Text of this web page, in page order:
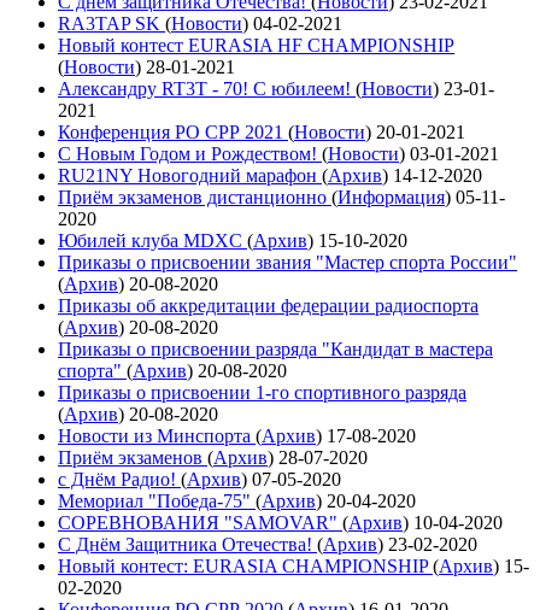
RA3TAP SK (Новости) 04-02-2021
Новый контест EURASIA HF CHAMPIONSHIP
(Новости) 28-01-2021
Александру RT3T - 70! С юбилеем! (Новости) 23-01-
2021
Конференция РО СРР 2021 (Новости) 20-01-2021
С Новым Годом и Рождеством! (Новости) 03-01-2021
RU21NY Новогодний марафон (Архив) 14-12-2020
Приём экзаменов дистанционно (Информация) 05-11-
2020
Юбилей клуба MDXC (Архив) 15-10-2020
Приказы о присвоении звания "Мастер спорта России"
(Архив) 20-08-2020
Приказы об аккредитации федерации радиоспорта
(Архив) 20-08-2020
Приказы о присвоении разряда "Кандидат в мастера
спорта" (Архив) 20-08-2020
Приказы о присвоении 1-го спортивного разряда
(Архив) 20-08-2020
Новости из Минспорта (Архив) 17-08-2020
Приём экзаменов (Архив) 28-07-2020
с Днём Радио! (Архив) 07-05-2020
Мемориал "Победа-75" (Архив) 20-04-2020
СОРЕВНОВАНИЯ "SAMOVAR" (Архив) 10-04-2020
С Днём Защитника Отечества! (Архив) 23-02-2020
Новый контест: EURASIA CHAMPIONSHIP(Архив) 15-
02-2020